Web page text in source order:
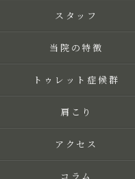
スタッフ
当院の特徴
トゥレット症候群
肩こり
アクセス
コラム